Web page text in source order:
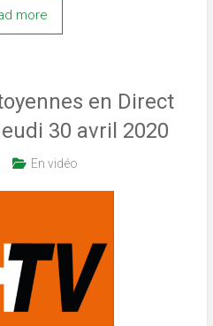
more
en Direct
30 avril 2020
En vidéo